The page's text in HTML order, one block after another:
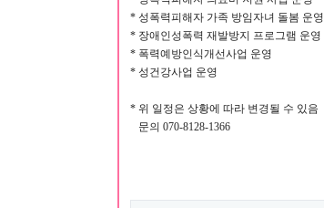
* 성폭력피해자 가족 방임자녀 돌봄 운영
* 장애인성폭력 재발방지 프로그램 운영
* 폭력예방인식개선사업 운영
* 성건강사업 운영
* 위 일정은 상황에 따라 변경될 수 있음
문의 070-8128-1366